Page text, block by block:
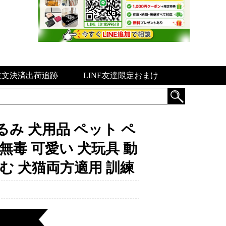
文決済出荷追跡 LINE友達限定おまけ
み 犬用品 ペット ペ
毒 可愛い 犬玩具 動
犬猫両方適用 訓練